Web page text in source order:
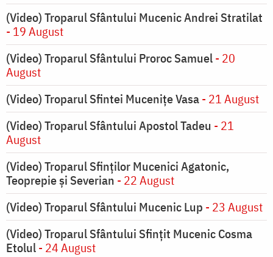
(Video) Troparul Sfântului Mucenic Andrei Stratilat
- 19 August
(Video) Troparul Sfântului Proroc Samuel- 20
August
(Video) Troparul Sfintei Mucenițe Vasa- 21 August
(Video) Troparul Sfântului Apostol Tadeu - 21
August
(Video) Troparul Sfinților Mucenici Agatonic,
Teoprepie și Severian - 22 August
(Video) Troparul Sfântului Mucenic Lup - 23 August
(Video) Troparul Sfântului Sfințit Mucenic Cosma
Etolul- 24 August